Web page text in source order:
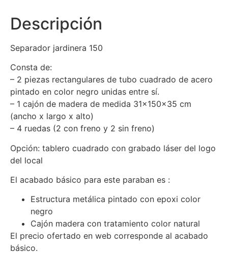
Descripción
Separador jardinera 150
Consta de:
– 2 piezas rectangulares de tubo cuadrado de acero
pintado en color negro unidas entre sí.
– 1 cajón de madera de medida 31x150x35 cm
(ancho x largo x alto)
– 4 ruedas (2 con freno y 2 sin freno)
Opción: tablero cuadrado con grabado láser del logo
del local
El acabado básico para este paraban es :
Estructura metálica pintado con epoxi color
negro
Cajón madera con tratamiento color natural
El precio ofertado en web corresponde al acabado
básico.